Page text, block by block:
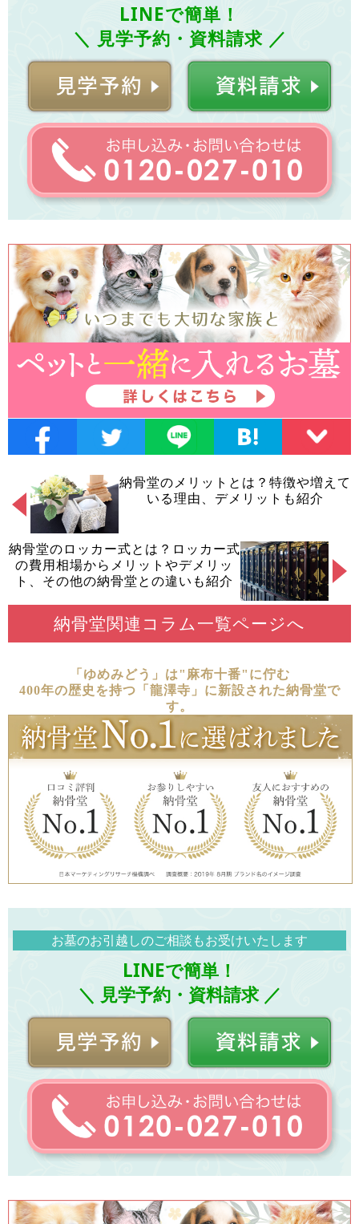
LINEで簡単！
＼ 見学予約・資料請求 ／
納骨堂のメリットとは？特徴や増えて
いる理由、デメリットも紹介
納骨堂のロッカー式とは？ロッカー式
の費用相場からメリットやデメリッ
ト、その他の納骨堂との違いも紹介
納骨堂関連コラム一覧ページへ
「ゆめみどう」は"麻布十番"に佇む
400年の歴史を持つ「龍澤寺」に新設された納骨堂で
す。
お墓のお引越しのご相談もお受けいたします
LINEで簡単！
＼ 見学予約・資料請求 ／